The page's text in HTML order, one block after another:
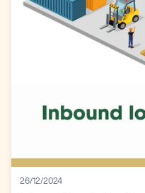
26/12/2024